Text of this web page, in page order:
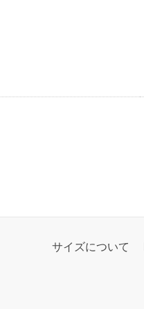
サイズについて